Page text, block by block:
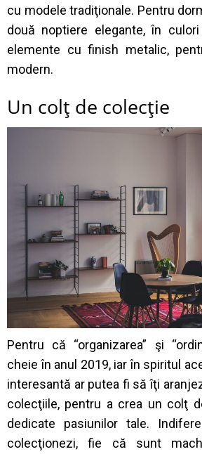
cu modele tradiţionale. Pentru
două noptiere elegante, în
elemente cu finish metalic,
modern.
Un colţ de colecţie
Pentru că “organizarea” şi
cheie în anul 2019, iar în spiritul
interesantă ar putea fi să îţi
colecţiile, pentru a crea un colţ
dedicate pasiunilor tale.
colecţionezi, fie că sunt